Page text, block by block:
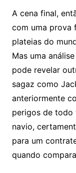
A cena final,
com uma prova
plateias do
Mas uma
pode revelar
sagaz como
anteriormente
perigos de todo
navio,
para um
quando